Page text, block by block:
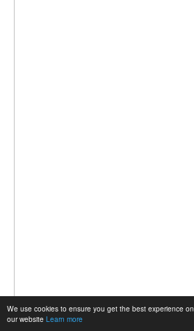
We use cookies to ensure you get the best experience on
our website Learn more